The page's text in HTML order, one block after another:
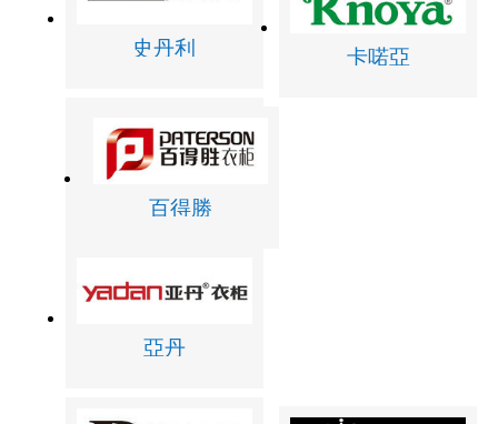
卡喏亞
史丹利
百得勝
亞丹